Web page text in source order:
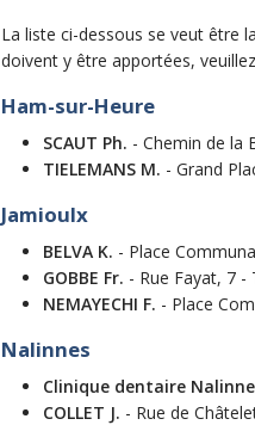
La liste ci-dessous se veut être
doivent y être apportées,
Ham-sur-Heure
SCAUT Ph. - Chemin de la
TIELEMANS M. - Grand
Jamioulx
BELVA K. - Place
GOBBE Fr. - Rue Fayat, 7 -
NEMAYECHI F. - Place
Nalinnes
Clinique dentaire
COLLET J. - Rue de